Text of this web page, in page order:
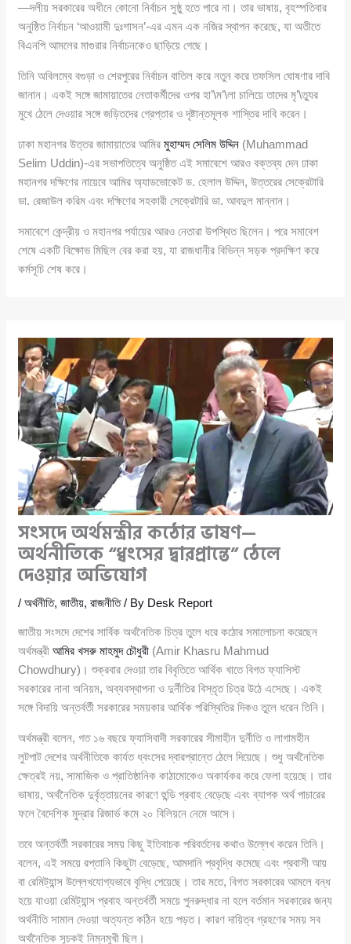
—দলীয় সরকারের অধীনে কোনো নির্বাচন সুষ্ঠু হতে পারে না। তার ভাষায়, বৃহস্পতিবার
অনুষ্ঠিত নির্বাচন ‘আওয়ামী দুঃশাসন’-এর এমন এক নজির স্থাপন করেছে, যা অতীতে
বিএনপি আমলের মাগুরার নির্বাচনকেও ছাড়িয়ে গেছে।
তিনি অবিলম্বে বগুড়া ও শেরপুরের নির্বাচন বাতিল করে নতুন করে তফসিল ঘোষণার দাবি
জানান। একই সঙ্গে জামায়াতের নেতাকর্মীদের ওপর হা’\ম’\লা চালিয়ে তাদের মৃ’\ত্যুর
মুখে ঠেলে দেওয়ার সঙ্গে জড়িতদের গ্রেপ্তার ও দৃষ্টান্তমূলক শাস্তির দাবি করেন।
ঢাকা মহানগর উত্তর জামায়াতের আমিরমুহাম্মদ সেলিম উদ্দিন (Muhammad
Selim Uddin)-এর সভাপতিত্বে অনুষ্ঠিত এই সমাবেশে আরও বক্তব্য দেন ঢাকা
মহানগর দক্ষিণের নায়েবে আমির অ্যাডভোকেট ড. হেলাল উদ্দিন, উত্তরের সেক্রেটারি
ডা. রেজাউল করিম এবং দক্ষিণের সহকারী সেক্রেটারি ডা. আবদুল মান্নান।
সমাবেশে কেন্দ্রীয় ও মহানগর পর্যায়ের আরও নেতারা উপস্থিত ছিলেন। পরে সমাবেশ
শেষে একটি বিক্ষোভ মিছিল বের করা হয়, যা রাজধানীর বিভিন্ন সড়ক প্রদক্ষিণ করে
কর্মসূচি শেষ করে।
সংসদে অর্থমন্ত্রীর কঠোর ভাষণ—
অর্থনীতিকে “ধ্বংসের দ্বারপ্রান্তে” ঠেলে
দেওয়ার অভিযোগ
/অর্থনীতি,জাতীয়,রাজনীতি/ By Desk Report
জাতীয় সংসদে দেশের সার্বিক অর্থনৈতিক চিত্র তুলে ধরে কঠোর সমালোচনা করেছেন
অর্থমন্ত্রীআমির খসরু মাহমুদ চৌধুরী (Amir Khasru Mahmud
Chowdhury)। শুক্রবার দেওয়া তার বিবৃতিতে আর্থিক খাতে বিগত ফ্যাসিস্ট
সরকারের নানা অনিয়ম, অব্যবস্থাপনা ও দুর্নীতির বিস্তৃত চিত্র উঠে এসেছে। একই
সঙ্গে বিদায়ি অন্তর্বর্তী সরকারের সময়কার আর্থিক পরিস্থিতির দিকও তুলে ধরেন তিনি।
অর্থমন্ত্রী বলেন, গত ১৬ বছরে ফ্যাসিবাদী সরকারের সীমাহীন দুর্নীতি ও লাগামহীন
লুটপাট দেশের অর্থনীতিকে কার্যত ধ্বংসের দ্বারপ্রান্তে ঠেলে দিয়েছে। শুধু অর্থনৈতিক
ক্ষেত্রই নয়, সামাজিক ও প্রাতিষ্ঠানিক কাঠামোকেও অকার্যকর করে ফেলা হয়েছে। তার
ভাষায়, অর্থনৈতিক দুর্বৃত্তায়নের কারণে হুন্ডি প্রবাহ বেড়েছে এবং ব্যাপক অর্থ পাচারের
ফলে বৈদেশিক মুদ্রার রিজার্ভ কমে ২০ বিলিয়নে নেমে আসে।
তবে অন্তর্বর্তী সরকারের সময় কিছু ইতিবাচক পরিবর্তনের কথাও উল্লেখ করেন তিনি।
বলেন, এই সময়ে রপ্তানি কিছুটা বেড়েছে, আমদানি প্রবৃদ্ধি কমেছে এবং প্রবাসী আয়
বা রেমিট্যান্স উল্লেখযোগ্যভাবে বৃদ্ধি পেয়েছে। তার মতে, বিগত সরকারের আমলে বন্ধ
হয়ে যাওয়া রেমিট্যান্স প্রবাহ অন্তর্বর্তী সময়ে পুনরুদ্ধার না হলে বর্তমান সরকারের জন্য
অর্থনীতি সামাল দেওয়া অত্যন্ত কঠিন হয়ে পড়ত। কারণ দায়িত্ব গ্রহণের সময় সব
অর্থনৈতিক সূচকই নিম্নমুখী ছিল।